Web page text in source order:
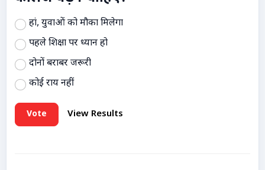
हां, युवाओं को मौका मिलेगा
पहले शिक्षा पर ध्यान हो
दोनों बराबर जरूरी
कोई राय नहीं
Vote View Results